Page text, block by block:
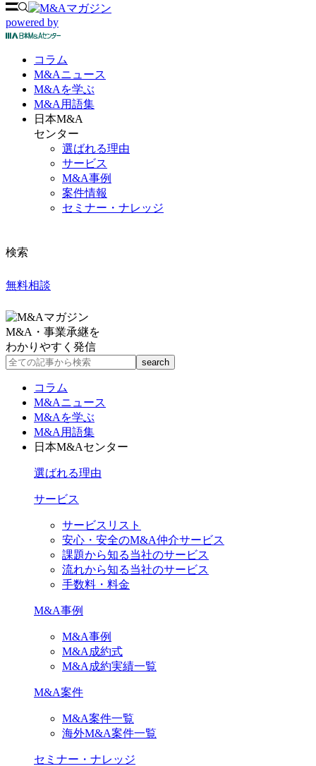
powered by
コラム
M&Aニュース
M&Aを学ぶ
M&A 用語集
日本M&A
センター
選ばれる理由
サービス
M&A事例
案件情報
セミナー・ナレッジ
検索
無料相談
M&A・事業承継を
わかりやすく発信
コラム
M&Aニュース
M&Aを学ぶ
M&A用語集
日本M&Aセンター
選ばれる理由
サービス
サービスリスト
安心・安全のM&A仲介サービス
課題から知る当社のサービス
流れから知る当社のサービス
手数料・料金
M&A事例
M&A事例
M&A成約式
M&A成約実績一覧
M&A案件
M&A案件一覧
海外M&A案件一覧
セミナー・ナレッジ